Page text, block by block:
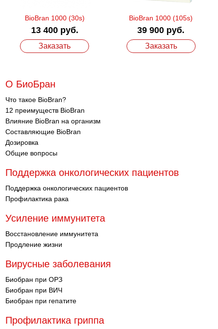
BioBran 1000 (30s)
13 400 руб.
Заказать
BioBran 1000 (105s)
39 900 руб.
Заказать
О БиоБран
Что такое BioBran?
12 преимуществ BioBran
Влияние BioBran на организм
Составляющие BioBran
Дозировка
Общие вопросы
Поддержка онкологических пациентов
Поддержка онкологических пациентов
Профилактика рака
Усиление иммунитета
Восстановление иммунитета
Продление жизни
Вирусные заболевания
Биобран при ОРЗ
Биобран при ВИЧ
Биобран при гепатите
Профилактика гриппа